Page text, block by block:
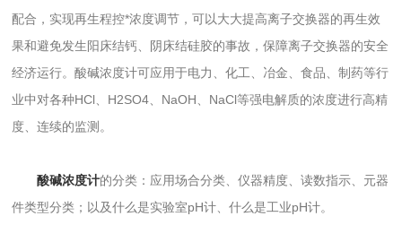
配合，实现再生程控*浓度调节，可以大大提高离子交换器的再生效
果和避免发生阳床结钙、阴床结硅胶的事故，保障离子交换器的安全
经济运行。酸碱浓度计可应用于电力、化工、冶金、食品、制药等行
业中对各种HCl、H2SO4、NaOH、NaCl等强电解质的浓度进行高精
度、连续的监测。
酸碱浓度计的分类：应用场合分类、仪器精度、读数指示、元器
件类型分类；以及什么是实验室pH计、什么是工业pH计。